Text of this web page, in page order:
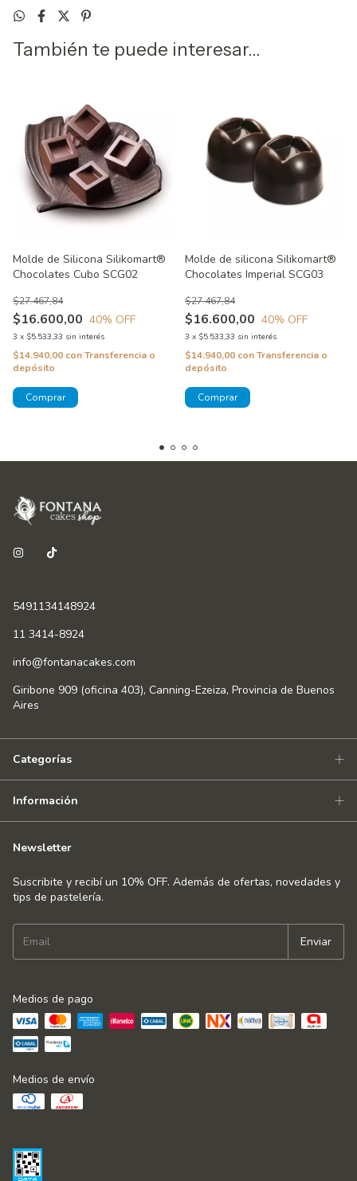
También te puede interesar...
Molde de Silicona Silikomart®
Chocolates Cubo SCG02
$16.600,00
$27.467,84
40% OFF
3 x $5.533,33 sin interés
$14.940,00 conTransferencia o
depósito
Molde de silicona Silikomart®
Chocolates Imperial SCG03
$16.600,00
$27.467,84
40% OFF
3 x $5.533,33 sin interés
$14.940,00 conTransferencia o
depósito
5491134148924
11 3414-8924
info@fontanacakes.com
Giribone 909 (oficina 403), Canning-Ezeiza, Provincia de Buenos
Aires
Categorías
Información
Newsletter
Suscribite y recibí un 10% OFF. Además de ofertas, novedades y
tips de pastelería.
Medios de pago
Medios de envío